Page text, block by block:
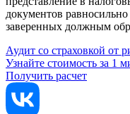
документов
заверенных должным
Аудит со страховкой от
Узнайте стоимость за 1
Получить расчет